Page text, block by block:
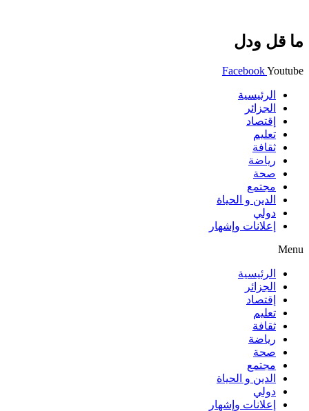
ما قل ودل
FacebookYoutube
الرئيسية
الجزائر
إقتصاد
تعليم
ثقافة
رياضة
صحة
مجتمع
الدين و الحياة
دولي
إعلانات وإشهار
Menu
الرئيسية
الجزائر
إقتصاد
تعليم
ثقافة
رياضة
صحة
مجتمع
الدين و الحياة
دولي
إعلانات وإشهار